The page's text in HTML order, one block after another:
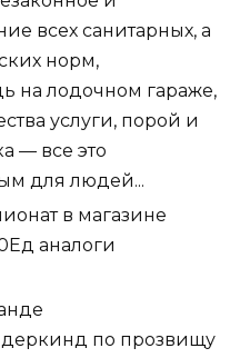
всех санитарных, а
норм,
на лодочном гараже,
услуги, порой и
— все это
для людей...
в магазине
аналоги
по прозвищу